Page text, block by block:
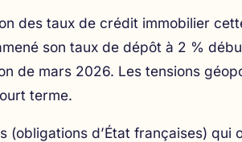
des taux de crédit immobilier
son taux de dépôt à 2 %
de mars 2026. Les tensions
terme.
(obligations d’État françaises)